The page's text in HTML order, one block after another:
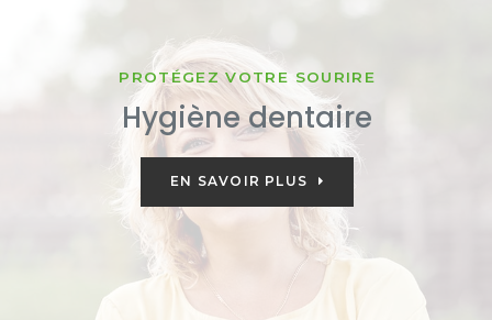
PROTÉGEZ VOTRE SOURIRE
Hygiène dentaire
EN SAVOIR PLUS